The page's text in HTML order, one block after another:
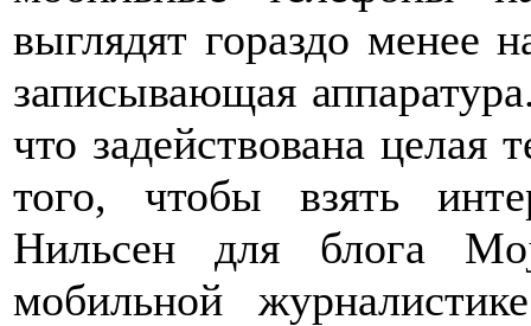
выглядят гораздо менее
записывающая
что задействована целая
того, чтобы взять
Нильсен для блога
мобильной